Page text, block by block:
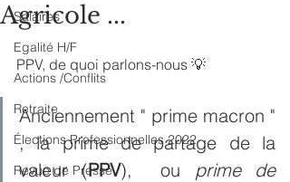
Salaires
Egalité H/F
Actions /Conflits
Retraite
Élections Professionnelles 2022
Revue de Presse
Agricole ...
PPV, de quoi parlons-nous 💡
Anciennement " prime macron "
, la prime de partage de la
valeur (PPV),  ou prime de